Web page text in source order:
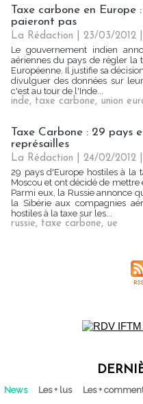
Taxe carbone en Europe
paieront pas
La Rédaction | 23/03/2012
Le gouvernement indien
aériennes du pays de régler la
Européenne. Il justifie sa
divulguer des données sur
c'est au tour de l'Inde...
inde, taxe carbone, union
Taxe Carbone : 29 pays
représailles
La Rédaction | 24/02/2012
29 pays d'Europe hostiles à la
Moscou et ont décidé de
Parmi eux, la Russie annonce
la Sibérie aux compagnies
hostiles à la taxe sur les...
russie, taxe carbone, ue
News Les + lus Les +